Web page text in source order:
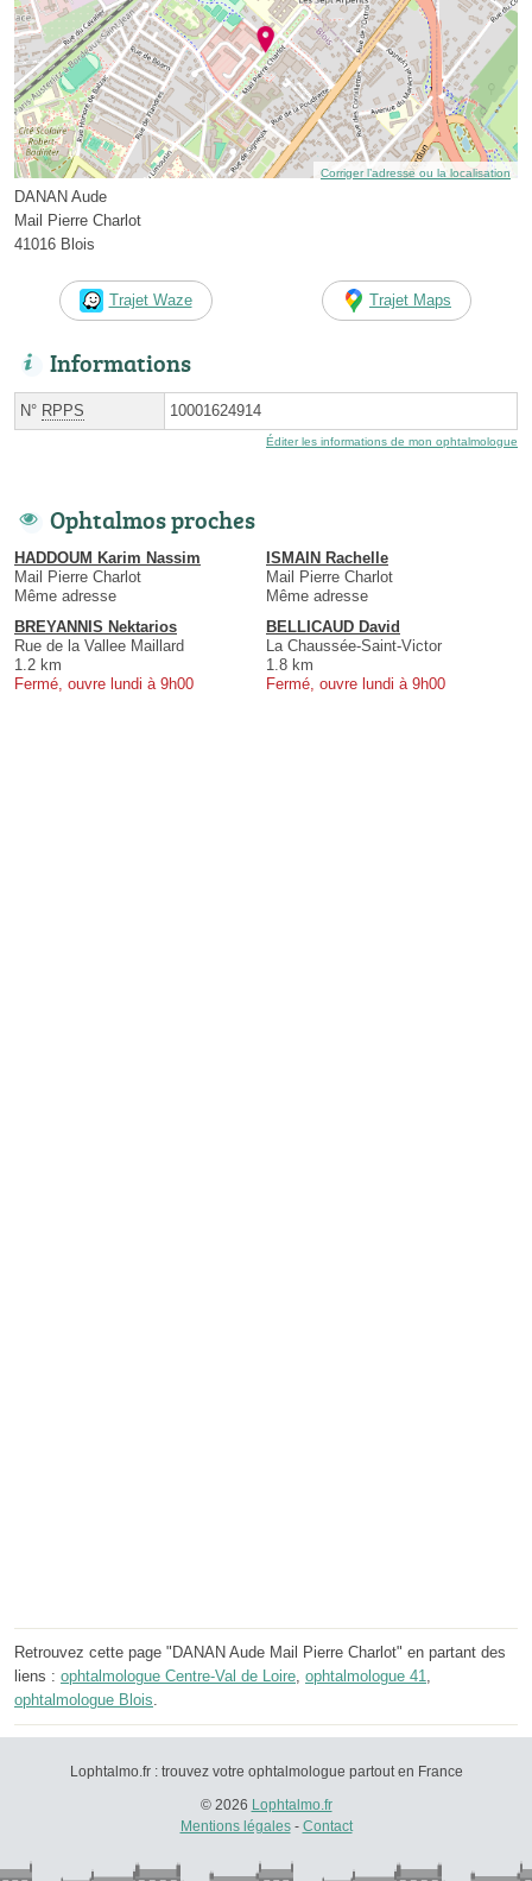
Corriger l’adresse ou la localisation
DANAN Aude
Mail Pierre Charlot
41016 Blois
Trajet Waze Trajet Maps
Informations
N° RPPS 10001624914
Éditer les informations de mon ophtalmologue
Ophtalmos proches
HADDOUM Karim Nassim
Mail Pierre Charlot
Même adresse
ISMAIN Rachelle
Mail Pierre Charlot
Même adresse
BREYANNIS Nektarios
Rue de la Vallee Maillard
1.2 km
Fermé, ouvre lundi à 9h00
BELLICAUD David
La Chaussée-Saint-Victor
1.8 km
Fermé, ouvre lundi à 9h00
Retrouvez cette page "DANAN Aude Mail Pierre Charlot" en partant des
liens : ophtalmologue Centre-Val de Loire ophtalmologue 41
ophtalmologue Blois
Lophtalmo.fr : trouvez votre ophtalmologue partout en France
© 2026 Lophtalmo.fr
Mentions légales- Contact